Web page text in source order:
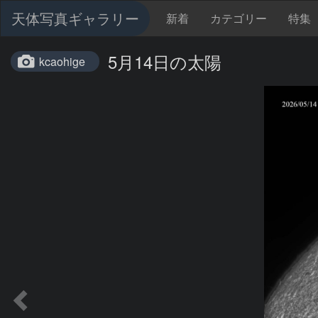
天体写真ギャラリー 新着 カテゴリー 特集
kcaohige 5月14日の太陽